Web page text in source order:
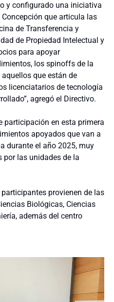
y configurado una iniciativa
que articula las
de Transferencia y
de Propiedad Intelectual y
para apoyar
los spinoffs de la
que están de
licenciatarios de tecnología
agregó el Directivo.
participación en esta primera
apoyados que van a
durante el año 2025, muy
las unidades de la
provienen de las
Biológicas, Ciencias
además del centro